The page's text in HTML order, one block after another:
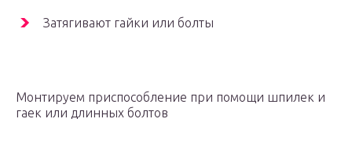
Затягивают гайки или болты
Монтируем приспособление при помощи шпилек и
гаек или длинных болтов